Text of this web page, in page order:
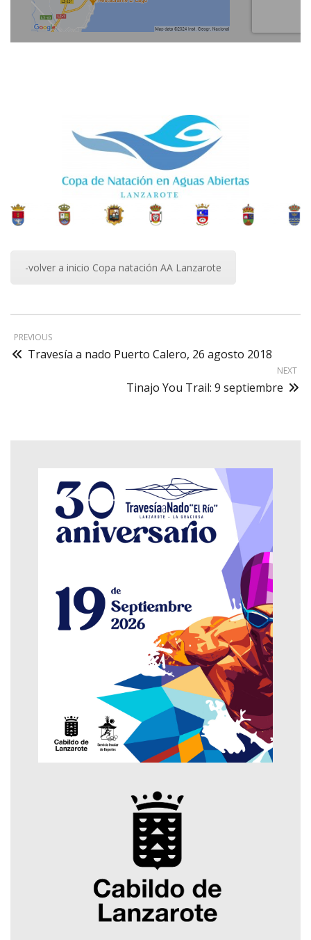
-volver a inicio Copa natación AA Lanzarote
PREVIOUS
Travesía a nado Puerto Calero, 26 agosto 2018
NEXT
Tinajo You Trail: 9 septiembre